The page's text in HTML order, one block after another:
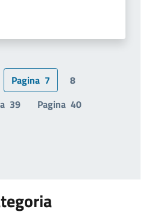
Pagina 7
8
39 Pagina 40